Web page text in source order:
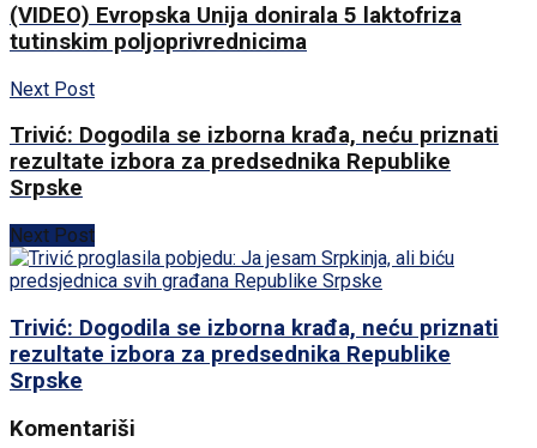
(VIDEO) Evropska Unija donirala 5 laktofriza
tutinskim poljoprivrednicima
Next Post
Trivić: Dogodila se izborna krađa, neću priznati
rezultate izbora za predsednika Republike
Srpske
Next Post
Trivić: Dogodila se izborna krađa, neću priznati
rezultate izbora za predsednika Republike
Srpske
Komentariši